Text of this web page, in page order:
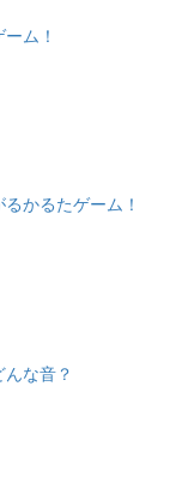
ム！
かるたゲーム！
な音？